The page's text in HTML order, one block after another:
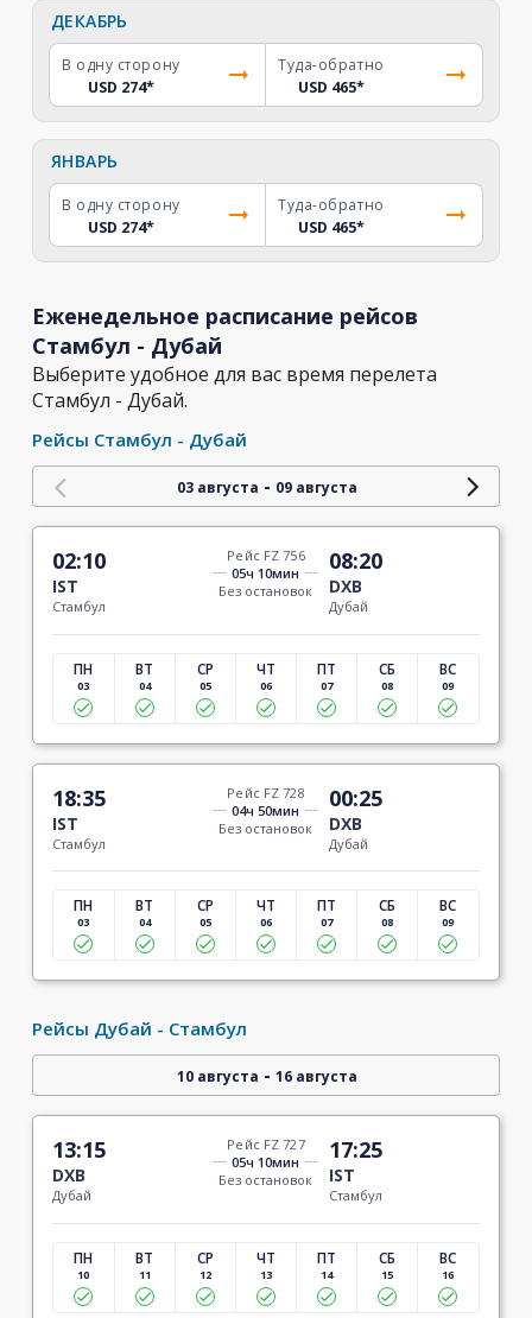
ДЕКАБРЬ
В одну сторону
USD 274*
Туда-обратно
USD 465*
ЯНВАРЬ
В одну сторону
USD 274*
Туда-обратно
USD 465*
Еженедельное расписание рейсов
Стамбул - Дубай
Выберите удобное для вас время перелета
Стамбул - Дубай.
Рейсы Стамбул - Дубай
03 августа - 09 августа
02:10
IST
Стамбул
Рейс FZ 756
05ч 10мин
Без остановок
08:20
DXB
Дубай
ПН
03
ВТ
04
СР
05
ЧТ
06
ПТ
07
СБ
08
ВС
09
18:35
IST
Стамбул
Рейс FZ 728
04ч 50мин
Без остановок
00:25
DXB
Дубай
ПН
03
ВТ
04
СР
05
ЧТ
06
ПТ
07
СБ
08
ВС
09
Рейсы Дубай - Стамбул
10 августа - 16 августа
13:15
DXB
Дубай
Рейс FZ 727
05ч 10мин
Без остановок
17:25
IST
Стамбул
ПН
10
ВТ
11
СР
12
ЧТ
13
ПТ
14
СБ
15
ВС
16